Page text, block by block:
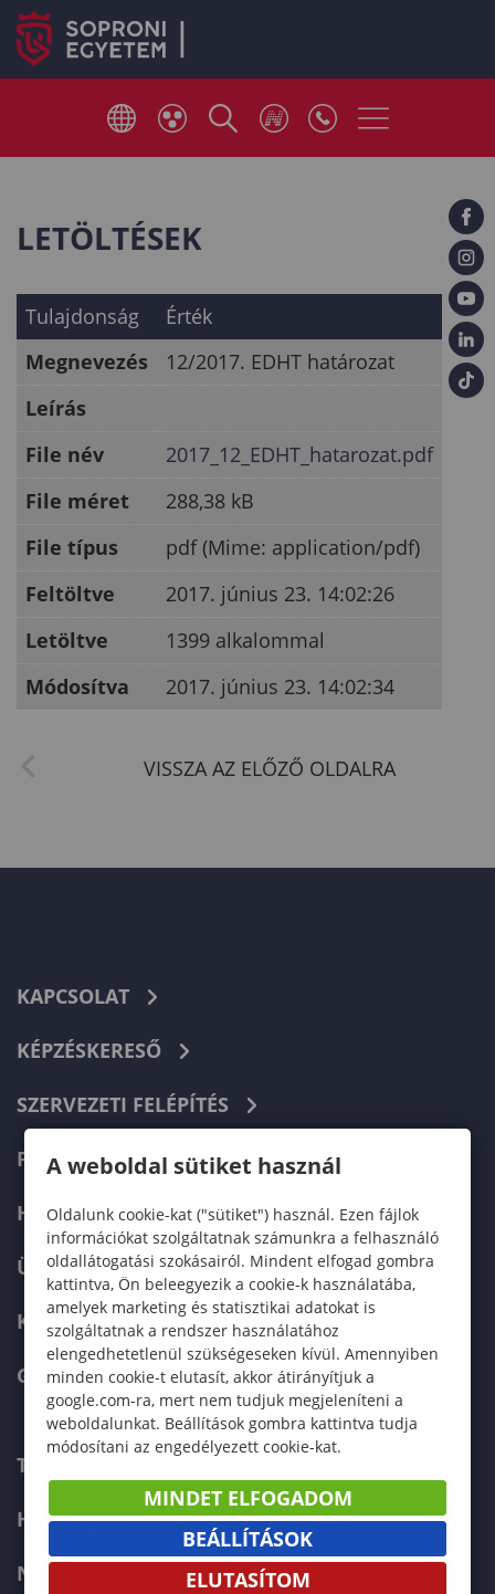
LETÖLTÉSEK
Tulajdonság
Érték
Megnevezés
12/2017. EDHT határozat
Leírás
File név
2017_12_EDHT_hatarozat.pdf
File méret
288,38 kB
File típus
pdf (Mime: application/pdf)
Feltöltve
2017. június 23. 14:02:26
Letöltve
1399 alkalommal
Módosítva
2017. június 23. 14:02:34
KAPCSOLAT
KÉPZÉSKERESŐ
SZERVEZETI FELÉPÍTÉS
FELVÉTELIZŐKNEK
HALLGATÓKNAK
ÜZLETI PARTNEREKNEK
KARRIER
GREEN UNIVERSITY
TELEFONKÖNYV
HIBABEJELENTÉS
NEPTUN
A weboldal sütiket használ
Oldalunk cookie-kat ("sütiket") használ. Ezen fájlok
információkat szolgáltatnak számunkra a felhasználó
oldallátogatási szokásairól. Mindent elfogad gombra
kattintva, Ön beleegyezik a cookie-k használatába,
amelyek marketing és statisztikai adatokat is
szolgáltatnak a rendszer használatához
elengedhetetlenül szükségeseken kívül. Amennyiben
minden cookie-t elutasít, akkor átirányítjuk a
google.com-ra, mert nem tudjuk megjeleníteni a
weboldalunkat. Beállítások gombra kattintva tudja
módosítani az engedélyezett cookie-kat.
MINDET ELFOGADOM
BEÁLLÍTÁSOK
ELUTASÍTOM